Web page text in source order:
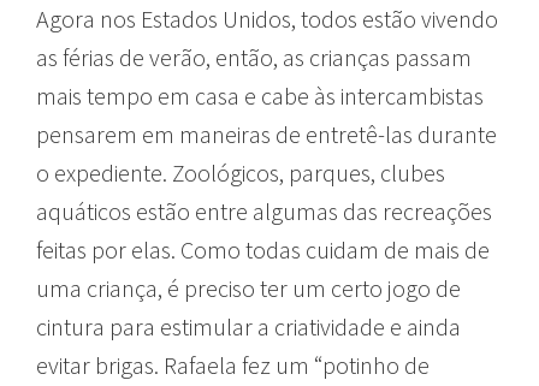
Agora nos Estados Unidos, todos estão vivendo
as férias de verão, então, as crianças passam
mais tempo em casa e cabe às intercambistas
pensarem em maneiras de entretê-las durante
o expediente. Zoológicos, parques, clubes
aquáticos estão entre algumas das recreações
feitas por elas. Como todas cuidam de mais de
uma criança, é preciso ter um certo jogo de
cintura para estimular a criatividade e ainda
evitar brigas. Rafaela fez um “potinho de